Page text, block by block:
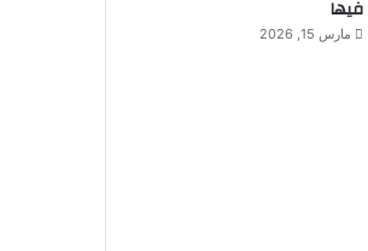
فيها
مارس 15, 2026